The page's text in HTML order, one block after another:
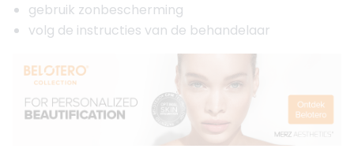
gebruik zonbescherming
volg de instructies van de behandelaar